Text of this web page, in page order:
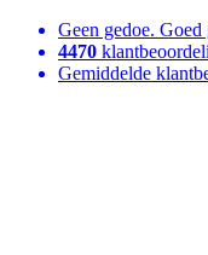
Geen gedoe. Goed
4470
Gemiddelde